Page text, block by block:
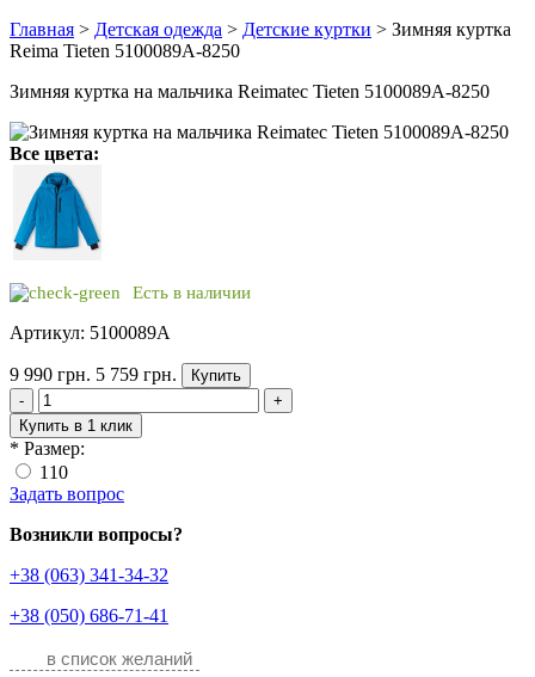
Главная > Детская одежда > Детские куртки > Зимняя куртка
Reima Tieten 5100089A-8250
Зимняя куртка на мальчика Reimatec Tieten 5100089A-8250
Все цвета:
Есть в наличии
Артикул: 5100089A
9 990 грн. 5 759 грн.
Купить
-
+
Купить в 1 клик
* Размер:
110
Задать вопрос
Возникли вопросы?
+38 (063) 341-34-32
+38 (050) 686-71-41
в список желаний